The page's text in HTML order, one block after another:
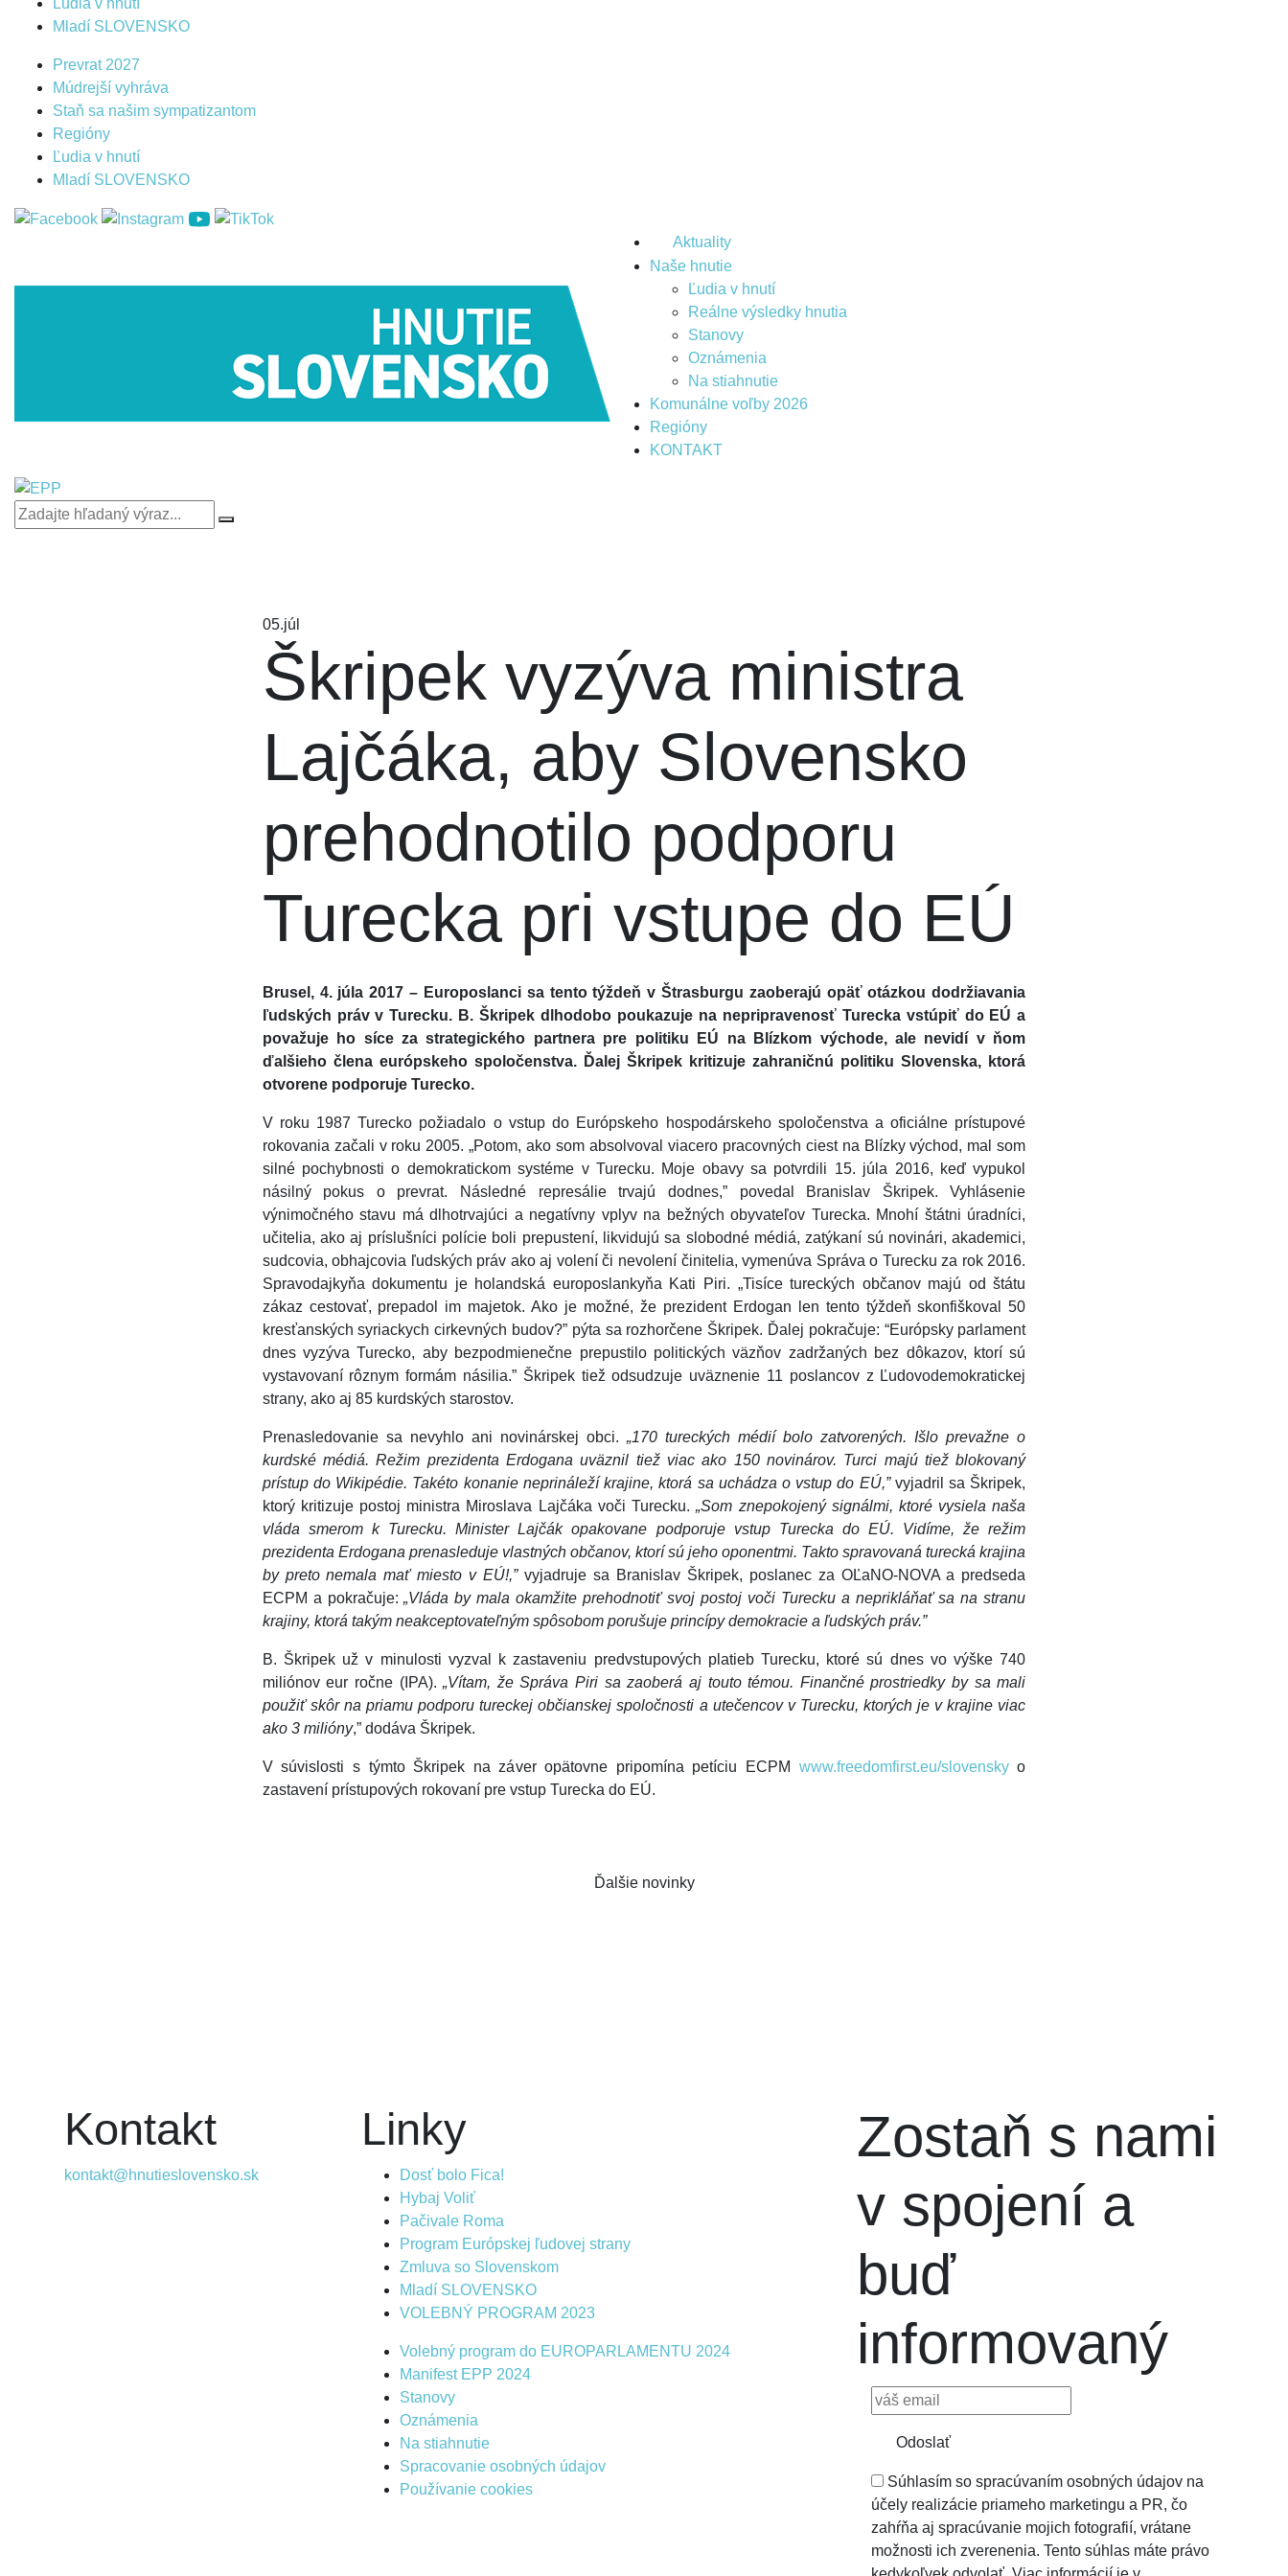
Ľudia v hnutí
Mladí SLOVENSKO
Prevrat 2027
Múdrejší vyhráva
Staň sa našim sympatizantom
Regióny
Ľudia v hnutí
Mladí SLOVENSKO
Aktuality
Naše hnutie
Ľudia v hnutí
Reálne výsledky hnutia
Stanovy
Oznámenia
Na stiahnutie
Komunálne voľby 2026
Regióny
KONTAKT
05.júl
Škripek vyzýva ministra
Lajčáka, aby Slovensko
prehodnotilo podporu
Turecka pri vstupe do EÚ
Brusel, 4. júla 2017 – Europoslanci sa tento týždeň v Štrasburgu zaoberajú opäť otázkou dodržiavania
ľudských práv v Turecku. B. Škripek dlhodobo poukazuje na nepripravenosť Turecka vstúpiť do EÚ a
považuje ho síce za strategického partnera pre politiku EÚ na Blízkom východe, ale nevidí v ňom
ďalšieho člena európskeho spoločenstva. Ďalej Škripek kritizuje zahraničnú politiku Slovenska, ktorá
otvorene podporuje Turecko.
V roku 1987 Turecko požiadalo o vstup do Európskeho hospodárskeho spoločenstva a oficiálne prístupové
rokovania začali v roku 2005. „Potom, ako som absolvoval viacero pracovných ciest na Blízky východ, mal som
silné pochybnosti o demokratickom systéme v Turecku. Moje obavy sa potvrdili 15. júla 2016, keď vypukol
násilný pokus o prevrat. Následné represálie trvajú dodnes,” povedal Branislav Škripek. Vyhlásenie
výnimočného stavu má dlhotrvajúci a negatívny vplyv na bežných obyvateľov Turecka. Mnohí štátni úradníci,
učitelia, ako aj príslušníci polície boli prepustení, likvidujú sa slobodné médiá, zatýkaní sú novinári, akademici,
sudcovia, obhajcovia ľudských práv ako aj volení či nevolení činitelia, vymenúva Správa o Turecku za rok 2016.
Spravodajkyňa dokumentu je holandská europoslankyňa Kati Piri. „Tisíce tureckých občanov majú od štátu
zákaz cestovať, prepadol im majetok. Ako je možné, že prezident Erdogan len tento týždeň skonfiškoval 50
kresťanských syriackych cirkevných budov?” pýta sa rozhorčene Škripek. Ďalej pokračuje: “Európsky parlament
dnes vyzýva Turecko, aby bezpodmienečne prepustilo politických väzňov zadržaných bez dôkazov, ktorí sú
vystavovaní rôznym formám násilia.” Škripek tiež odsudzuje uväznenie 11 poslancov z Ľudovodemokratickej
strany, ako aj 85 kurdských starostov.
Prenasledovanie sa nevyhlo ani novinárskej obci. „170 tureckých médií bolo zatvorených. Išlo prevažne o
kurdské médiá. Režim prezidenta Erdogana uväznil tiež viac ako 150 novinárov. Turci majú tiež blokovaný
prístup do Wikipédie. Takéto konanie neprináleží krajine, ktorá sa uchádza o vstup do EÚ,”vyjadril sa Škripek,
ktorý kritizuje postoj ministra Miroslava Lajčáka voči Turecku.„Som znepokojený signálmi, ktoré vysiela naša
vláda smerom k Turecku. Minister Lajčák opakovane podporuje vstup Turecka do EÚ. Vidíme, že režim
prezidenta Erdogana prenasleduje vlastných občanov, ktorí sú jeho oponentmi. Takto spravovaná turecká krajina
by preto nemala mať miesto v EÚ!,”vyjadruje sa Branislav Škripek, poslanec za OĽaNO-NOVA a predseda
ECPM a pokračuje:„Vláda by mala okamžite prehodnotiť svoj postoj voči Turecku a neprikláňať sa na stranu
krajiny, ktorá takým neakceptovateľným spôsobom porušuje princípy demokracie a ľudských práv.”
B. Škripek už v minulosti vyzval k zastaveniu predvstupových platieb Turecku, ktoré sú dnes vo výške 740
miliónov eur ročne (IPA).„Vítam, že Správa Piri sa zaoberá aj touto témou. Finančné prostriedky by sa mali
použiť skôr na priamu podporu tureckej občianskej spoločnosti a utečencov v Turecku, ktorých je v krajine viac
ako 3 milióny,” dodáva Škripek.
V súvislosti s týmto Škripek na záver opätovne pripomína petíciu ECPM www.freedomfirst.eu/slovenskyo
zastavení prístupových rokovaní pre vstup Turecka do EÚ.
Ďalšie novinky
Kontakt
kontakt@hnutieslovensko.sk
Linky
Dosť bolo Fica!
Hybaj Voliť
Pačivale Roma
Program Európskej ľudovej strany
Zmluva so Slovenskom
Mladí SLOVENSKO
VOLEBNÝ PROGRAM 2023
Volebný program do EUROPARLAMENTU 2024
Manifest EPP 2024
Stanovy
Oznámenia
Na stiahnutie
Spracovanie osobných údajov
Používanie cookies
Zostaň s nami
v spojení a
buď
informovaný
Odoslať
Súhlasím so spracúvaním osobných údajov na
účely realizácie priameho marketingu a PR, čo
zahŕňa aj spracúvanie mojich fotografií, vrátane
možnosti ich zverenenia. Tento súhlas máte právo